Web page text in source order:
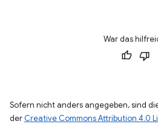
War das
Sofern nicht anders angegeben, sind
der Creative Commons Attribution 4.0